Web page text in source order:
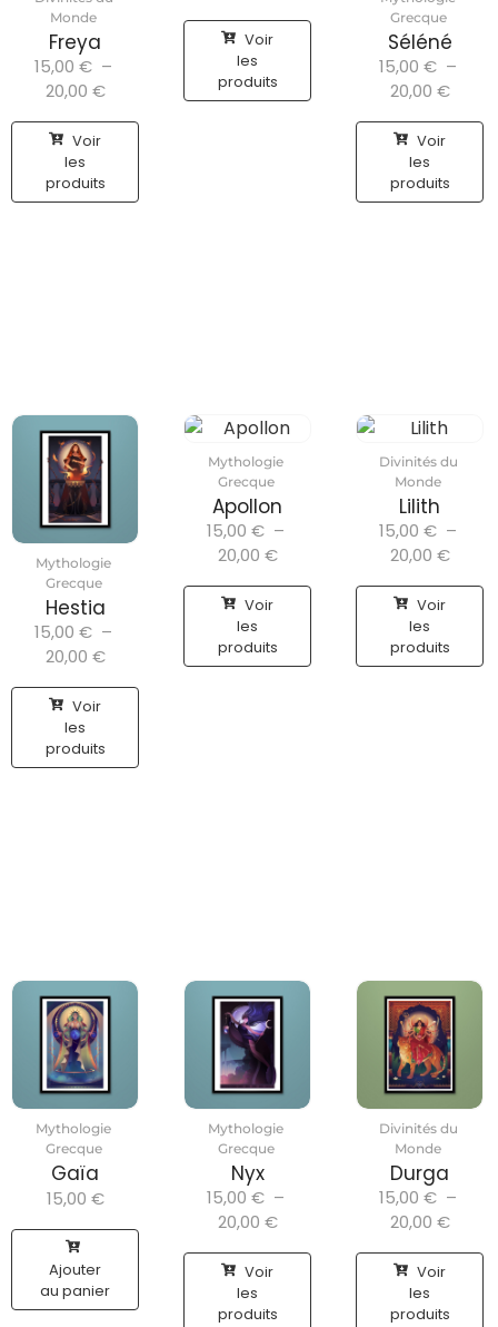
Monde
Freya
15,00 € –
20,00 €
Voir
les
produits
Voir
les
produits
Grecque
Séléné
15,00 € –
20,00 €
Voir
les
produits
Mythologie
Grecque
Hestia
15,00 € –
20,00 €
Voir
les
produits
Mythologie
Grecque
Apollon
15,00 € –
20,00 €
Voir
les
produits
Divinités du
Monde
Lilith
15,00 € –
20,00 €
Voir
les
produits
Mythologie
Grecque
Gaïa
15,00 €
Ajouter
au panier
Mythologie
Grecque
Nyx
15,00 € –
20,00 €
Voir
les
produits
Divinités du
Monde
Durga
15,00 € –
20,00 €
Voir
les
produits